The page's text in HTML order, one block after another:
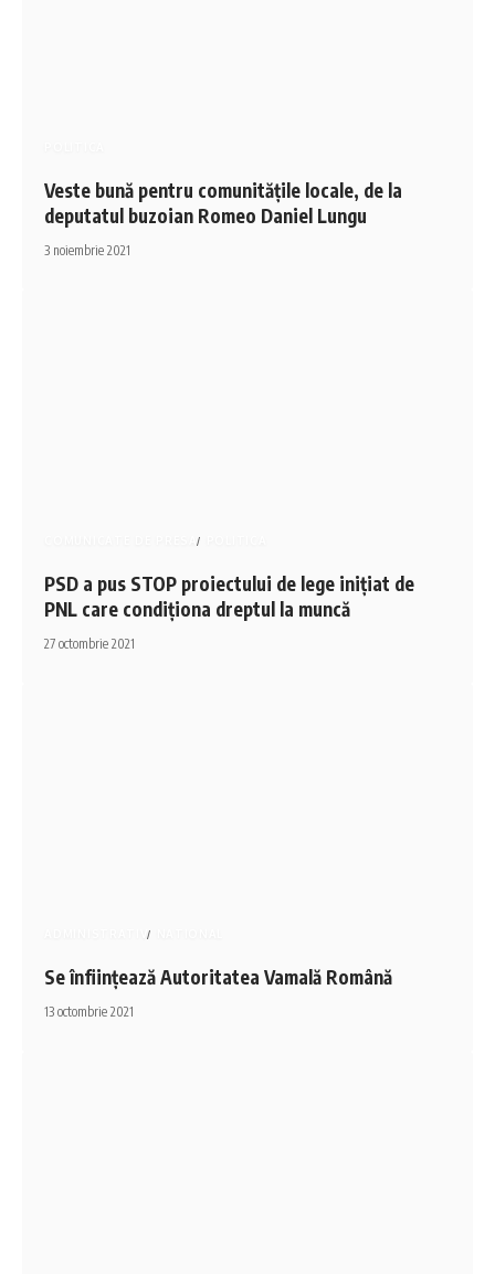
Veste bună pentru comunitățile locale, de la
deputatul buzoian Romeo Daniel Lungu
3 noiembrie 2021
COMUNICATE DE PRESA
PSD a pus STOP proiectului de lege inițiat de
PNL care condiționa dreptul la muncă
27 octombrie 2021
ADMINISTRATIV
Se înființează Autoritatea Vamală Română
13 octombrie 2021